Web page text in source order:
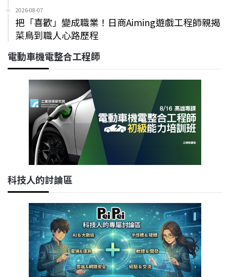
2026-08-07
把「喜歡」變成職業！日商Aiming遊戲工程師親揭
菜鳥到職人心路歷程
電動車機電整合工程師
科技人的討論區